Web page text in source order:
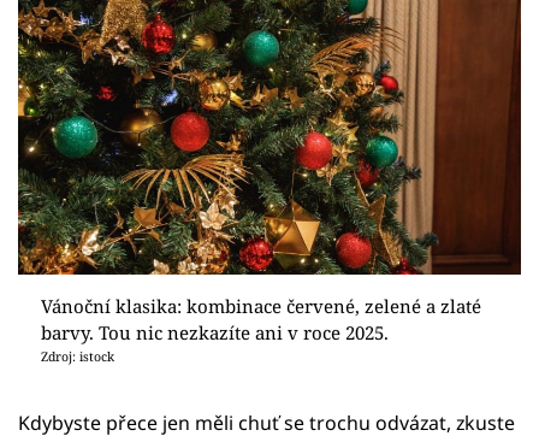
Vánoční klasika: kombinace červené, zelené a zlaté
barvy. Tou nic nezkazíte ani v roce 2025.
Zdroj: istock
Kdybyste přece jen měli chuť se trochu odvázat, zkuste